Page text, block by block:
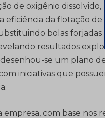
de oxigênio
eficiência da flotação de
bolas forjadas
resultados
desenhou-se um plano
iniciativas que
empresa, com base nos